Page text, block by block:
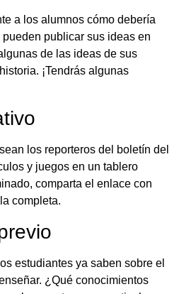
a los alumnos cómo debería
publicar sus ideas en
de las ideas de sus
¡Tendrás algunas
los reporteros del boletín del
y juegos en un tablero
comparta el enlace con
completa.
estudiantes ya saben sobre el
¿Qué conocimientos